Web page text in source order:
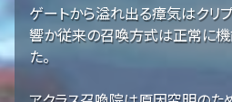
ゲートから溢れ出る瘴気はクリ
響か従来の召喚方式は正常に機
た。